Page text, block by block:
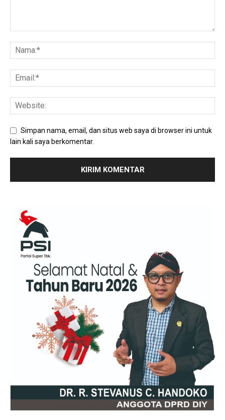
Simpan nama, email, dan situs web saya di browser ini untuk
lain kali saya berkomentar.